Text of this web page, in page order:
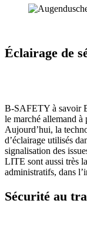
Éclairage de
B-SAFETY à savoir
le marché allemand à
Aujourd’hui, la
d’éclairage utilisés
signalisation des
LITE sont aussi très
administratifs, dans
Sécurité au